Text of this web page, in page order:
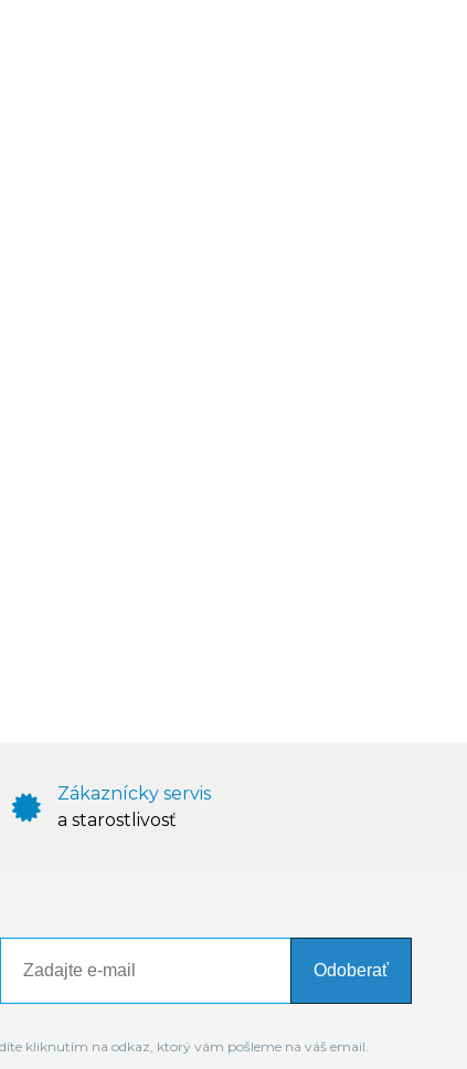
Zákaznícky servis
a starostlivosť
Odoberať
kliknutím na odkaz, ktorý vám pošleme na váš email.